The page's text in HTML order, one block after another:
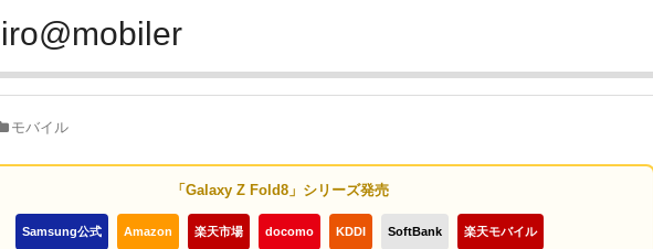
モバイル
「Galaxy Z Fold8」シリーズ発売
Samsung公式 Amazon 楽天市場 docomo KDDI SoftBank 楽天モバイル